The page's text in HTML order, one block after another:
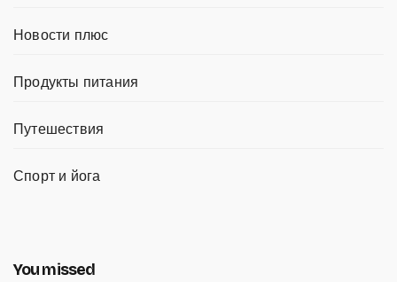
Новости плюс
Продукты питания
Путешествия
Спорт и йога
You missed